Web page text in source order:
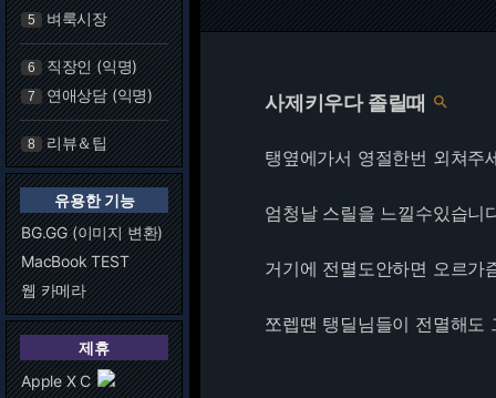
5 벼룩시장
6 직장인 (익명)
7 연애상담 (익명)
8 리뷰＆팁
유용한 기능
BG.GG (이미지 변환)
MacBook TEST
웹 카메라
제휴
Apple X C
사제키우다 졸릴때 
탱옆에가서 영절한번 외쳐주
엄청날 스릴을 느낄수있습니
거기에 전멸도안하면 오르가
쪼렙땐 탱딜님들이 전멸해